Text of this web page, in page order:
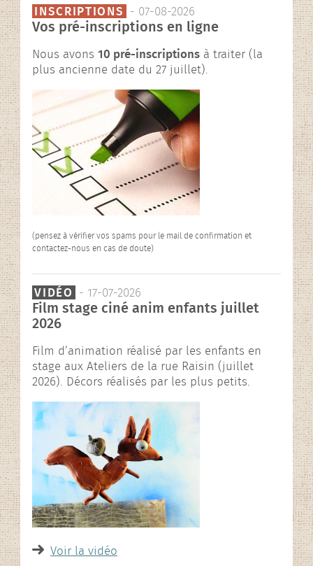
INSCRIPTIONS - 07-08-2026
Vos pré-inscriptions en ligne
Nous avons 10 pré-inscriptions à traiter (la
plus ancienne date du 27 juillet).
(pensez à vérifier vos spams pour le mail de confirmation et
contactez-nous en cas de doute)
VIDÉO - 17-07-2026
Film stage ciné anim enfants juillet
2026
Film d’animation réalisé par les enfants en
stage aux Ateliers de la rue Raisin (juillet
2026). Décors réalisés par les plus petits.
Voir la vidéo